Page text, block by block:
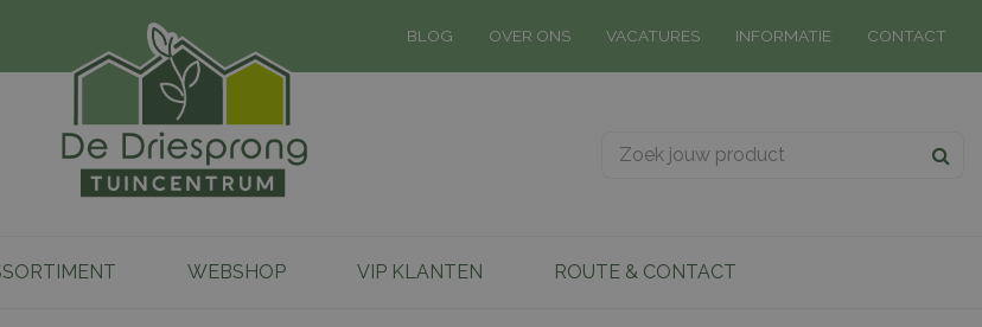
BLOG OVER ONS VACATURES INFORMATIE CONTACT
WEBSHOP VIP KLANTEN ROUTE & CONTACT